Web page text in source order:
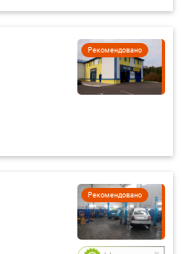
Рекомендовано
Рекомендовано